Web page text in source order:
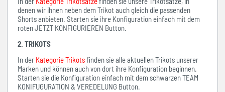
denen wir ihnen neben dem Trikot auch gleich die passenden
Shorts anbieten. Starten sie ihre Konfiguration einfach mit dem
roten JETZT KONFIGURIEREN Button.
2. TRIKOTS
In der Kategorie Trikotsfinden sie alle aktuellen Trikots unserer
Marken und können auch von dort ihre Konfiguration beginnen.
Starten sie die Konfiguration einfach mit dem schwarzen TEAM
KONIFUGURATION & VEREDELUNG Button.